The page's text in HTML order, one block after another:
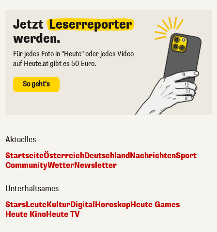
Jetzt Leserreporter
werden.
Für jedes Foto in "Heute" oder jedes Video
auf Heute.at gibt es 50 Euro.
So geht's
Aktuelles
StartseiteÖsterreichDeutschlandNachrichtenSport
CommunityWetterNewsletter
Unterhaltsames
StarsLeuteKulturDigital HoroskopHeute Games
Heute KinoHeute TV